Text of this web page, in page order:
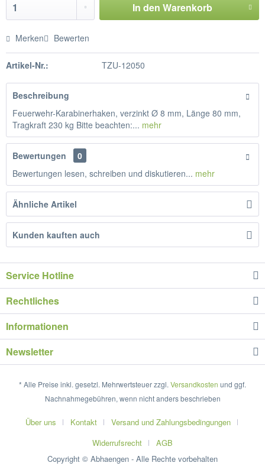
In den Warenkorb
Merken Bewerten
Artikel-Nr.: TZU-12050
Beschreibung
Feuerwehr-Karabinerhaken, verzinkt Ø 8 mm, Länge 80 mm,
Tragkraft 230 kg Bitte beachten:... mehr
Bewertungen
0
Bewertungen lesen, schreiben und diskutieren... mehr
Ähnliche Artikel
Kunden kauften auch
Service Hotline
Rechtliches
Informationen
Newsletter
* Alle Preise inkl. gesetzl. Mehrwertsteuer zzgl. Versandkosten und ggf.
Nachnahmegebühren, wenn nicht anders beschrieben
Über uns Kontakt
Versand und Zahlungsbedingungen
Widerrufsrecht
AGB
Copyright © Abhaengen - Alle Rechte vorbehalten